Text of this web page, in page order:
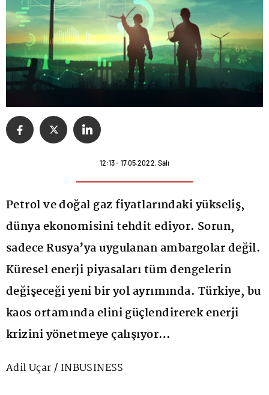
12:13 - 17.05.2022, Salı
Petrol ve doğal gaz fiyatlarındaki yükseliş,
dünya ekonomisini tehdit ediyor. Sorun,
sadece Rusya’ya uygulanan ambargolar değil.
Küresel enerji piyasaları tüm dengelerin
değişeceği yeni bir yol ayrımında. Türkiye, bu
kaos ortamında elini güçlendirerek enerji
krizini yönetmeye çalışıyor…
Adil Uçar / INBUSINESS